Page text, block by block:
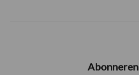
Abonneren